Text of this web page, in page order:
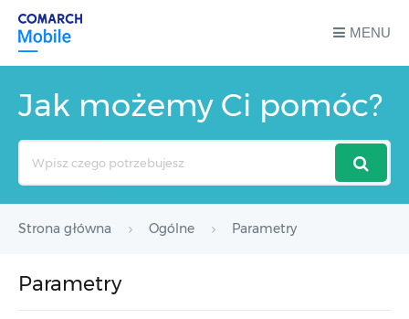
MENU
Jak możemy Ci pomóc?
Strona główna Ogólne Parametry
Parametry